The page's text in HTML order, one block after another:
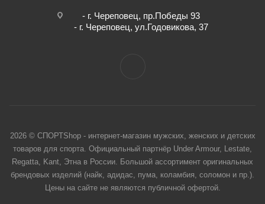
- г. Череповец, пр.Победы 93
- г. Череповец, ул.Годовикова, 37
2026 © СПОРТShop - интернет-магазин мужских, женских и детских
товаров для спорта. Официальный партнёр Under Armour, Lestate,
Regatta, Kant, Этна в России. Большой ассортимент оригинальных
брендовых изделий (найк, адидас, пума, коламбия, соломон и пр.).
Цены на сайте не являются публичной офертой.